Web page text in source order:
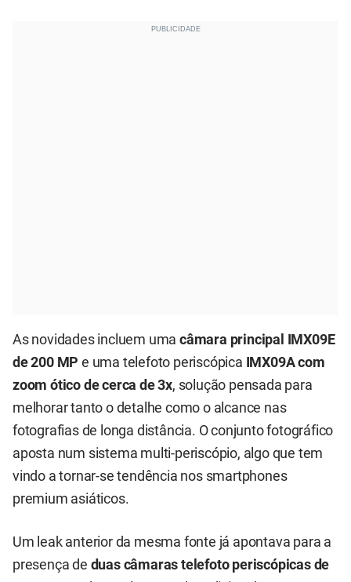
As novidades incluem uma câmara principal IMX09E
de 200 MP e uma telefoto periscópica IMX09A com
zoom ótico de cerca de 3x, solução pensada para
melhorar tanto o detalhe como o alcance nas
fotografias de longa distância. O conjunto fotográfico
aposta num sistema multi-periscópio, algo que tem
vindo a tornar-se tendência nos smartphones
premium asiáticos.
Um leak anterior da mesma fonte já apontava para a
presença de duas câmaras telefoto periscópicas de